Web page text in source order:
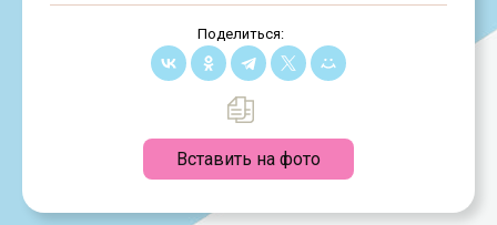
Поделиться:
Вставить на фото